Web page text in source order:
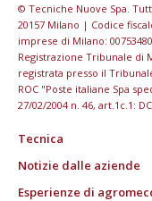
© Tecniche Nuove Spa.
20157 Milano | Codice
imprese di Milano:
Registrazione Tribunale di
registrata presso il
ROC "Poste italiane Spa
27/02/2004 n. 46, art.1c.1:
Tecnica
Notizie dalle aziende
Esperienze di